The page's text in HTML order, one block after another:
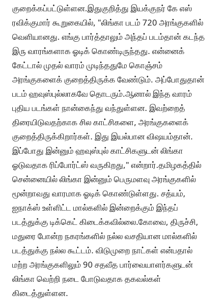
குறைக்கப்பட்டுள்ளன.இதுகுறித்து இயக்குநர் கே எஸ்
ரவிக்குமார் கூறுகையில், "லிங்கா படம் 720 அரங்குகளில்
வெளியானது. எங்கு பார்த்தாலும் அந்தப் படம்தான் கடந்த
இரு வாரங்களாக ஓடிக் கொண்டிருந்தது. என்னைக்
கேட்டால் முதல் வாரம் முடிந்ததுமே கொஞ்சம்
அரங்குகளைக் குறைத்திருக்க வேண்டும். அப்போதுதான்
படம் ஹவுஸ்புல்லாகவே தொடரும்.ஆனால் இந்த வாரம்
புதிய படங்கள் நான்கைந்து வந்துள்ளன. இவற்றைத்
திரையிடுவதற்காக சில காட்சிகளை, அரங்குகளைக்
குறைத்திருக்கிறார்கள். இது இயல்பான விஷயம்தான்.
இப்போது இன்னும் ஹவுஸ்புல் காட்சிகளுடன் லிங்கா
ஓடுவதாக ரிப்போர்ட்ஸ் வருகிறது," என்றார்.தமிழகத்தில்
சென்னையில் லிங்கா இன்னும் பெருமளவு அரங்குகளில்
மூன்றாவது வாரமாக ஓடிக் கொண்டுள்ளது. சத்யம்,
ஐநாக்ஸ் உள்ளிட்ட மால்களில் இன்றைக்கும் இந்தப்
படத்துக்கு டிக்கெட் கிடைக்கவில்லை.கோவை, திருச்சி,
மதுரை போன்ற நகரங்களில் நல்ல வசதியான மால்களில்
படத்துக்கு நல்ல கூட்டம். விடுமுறை நாட்கள் என்பதால்
மற்ற அரங்குகளிலும் 90 சதவீத பார்வையாளர்களுடன்
லிங்கா வெற்றி நடை போடுவதாக தகவல்கள்
கிடைத்துள்ளன.